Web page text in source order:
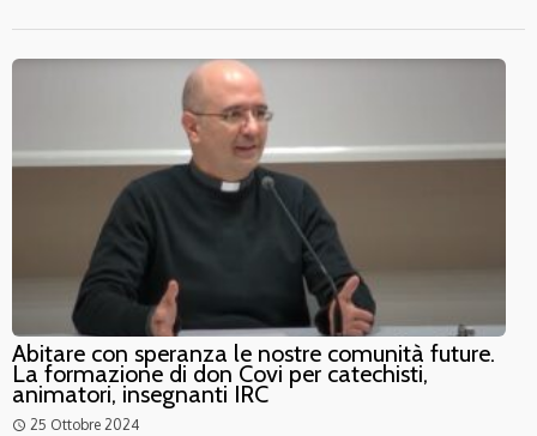
Abitare con speranza le nostre comunità future.
La formazione di don Covi per catechisti,
animatori, insegnanti IRC
access_time 25 Ottobre 2024